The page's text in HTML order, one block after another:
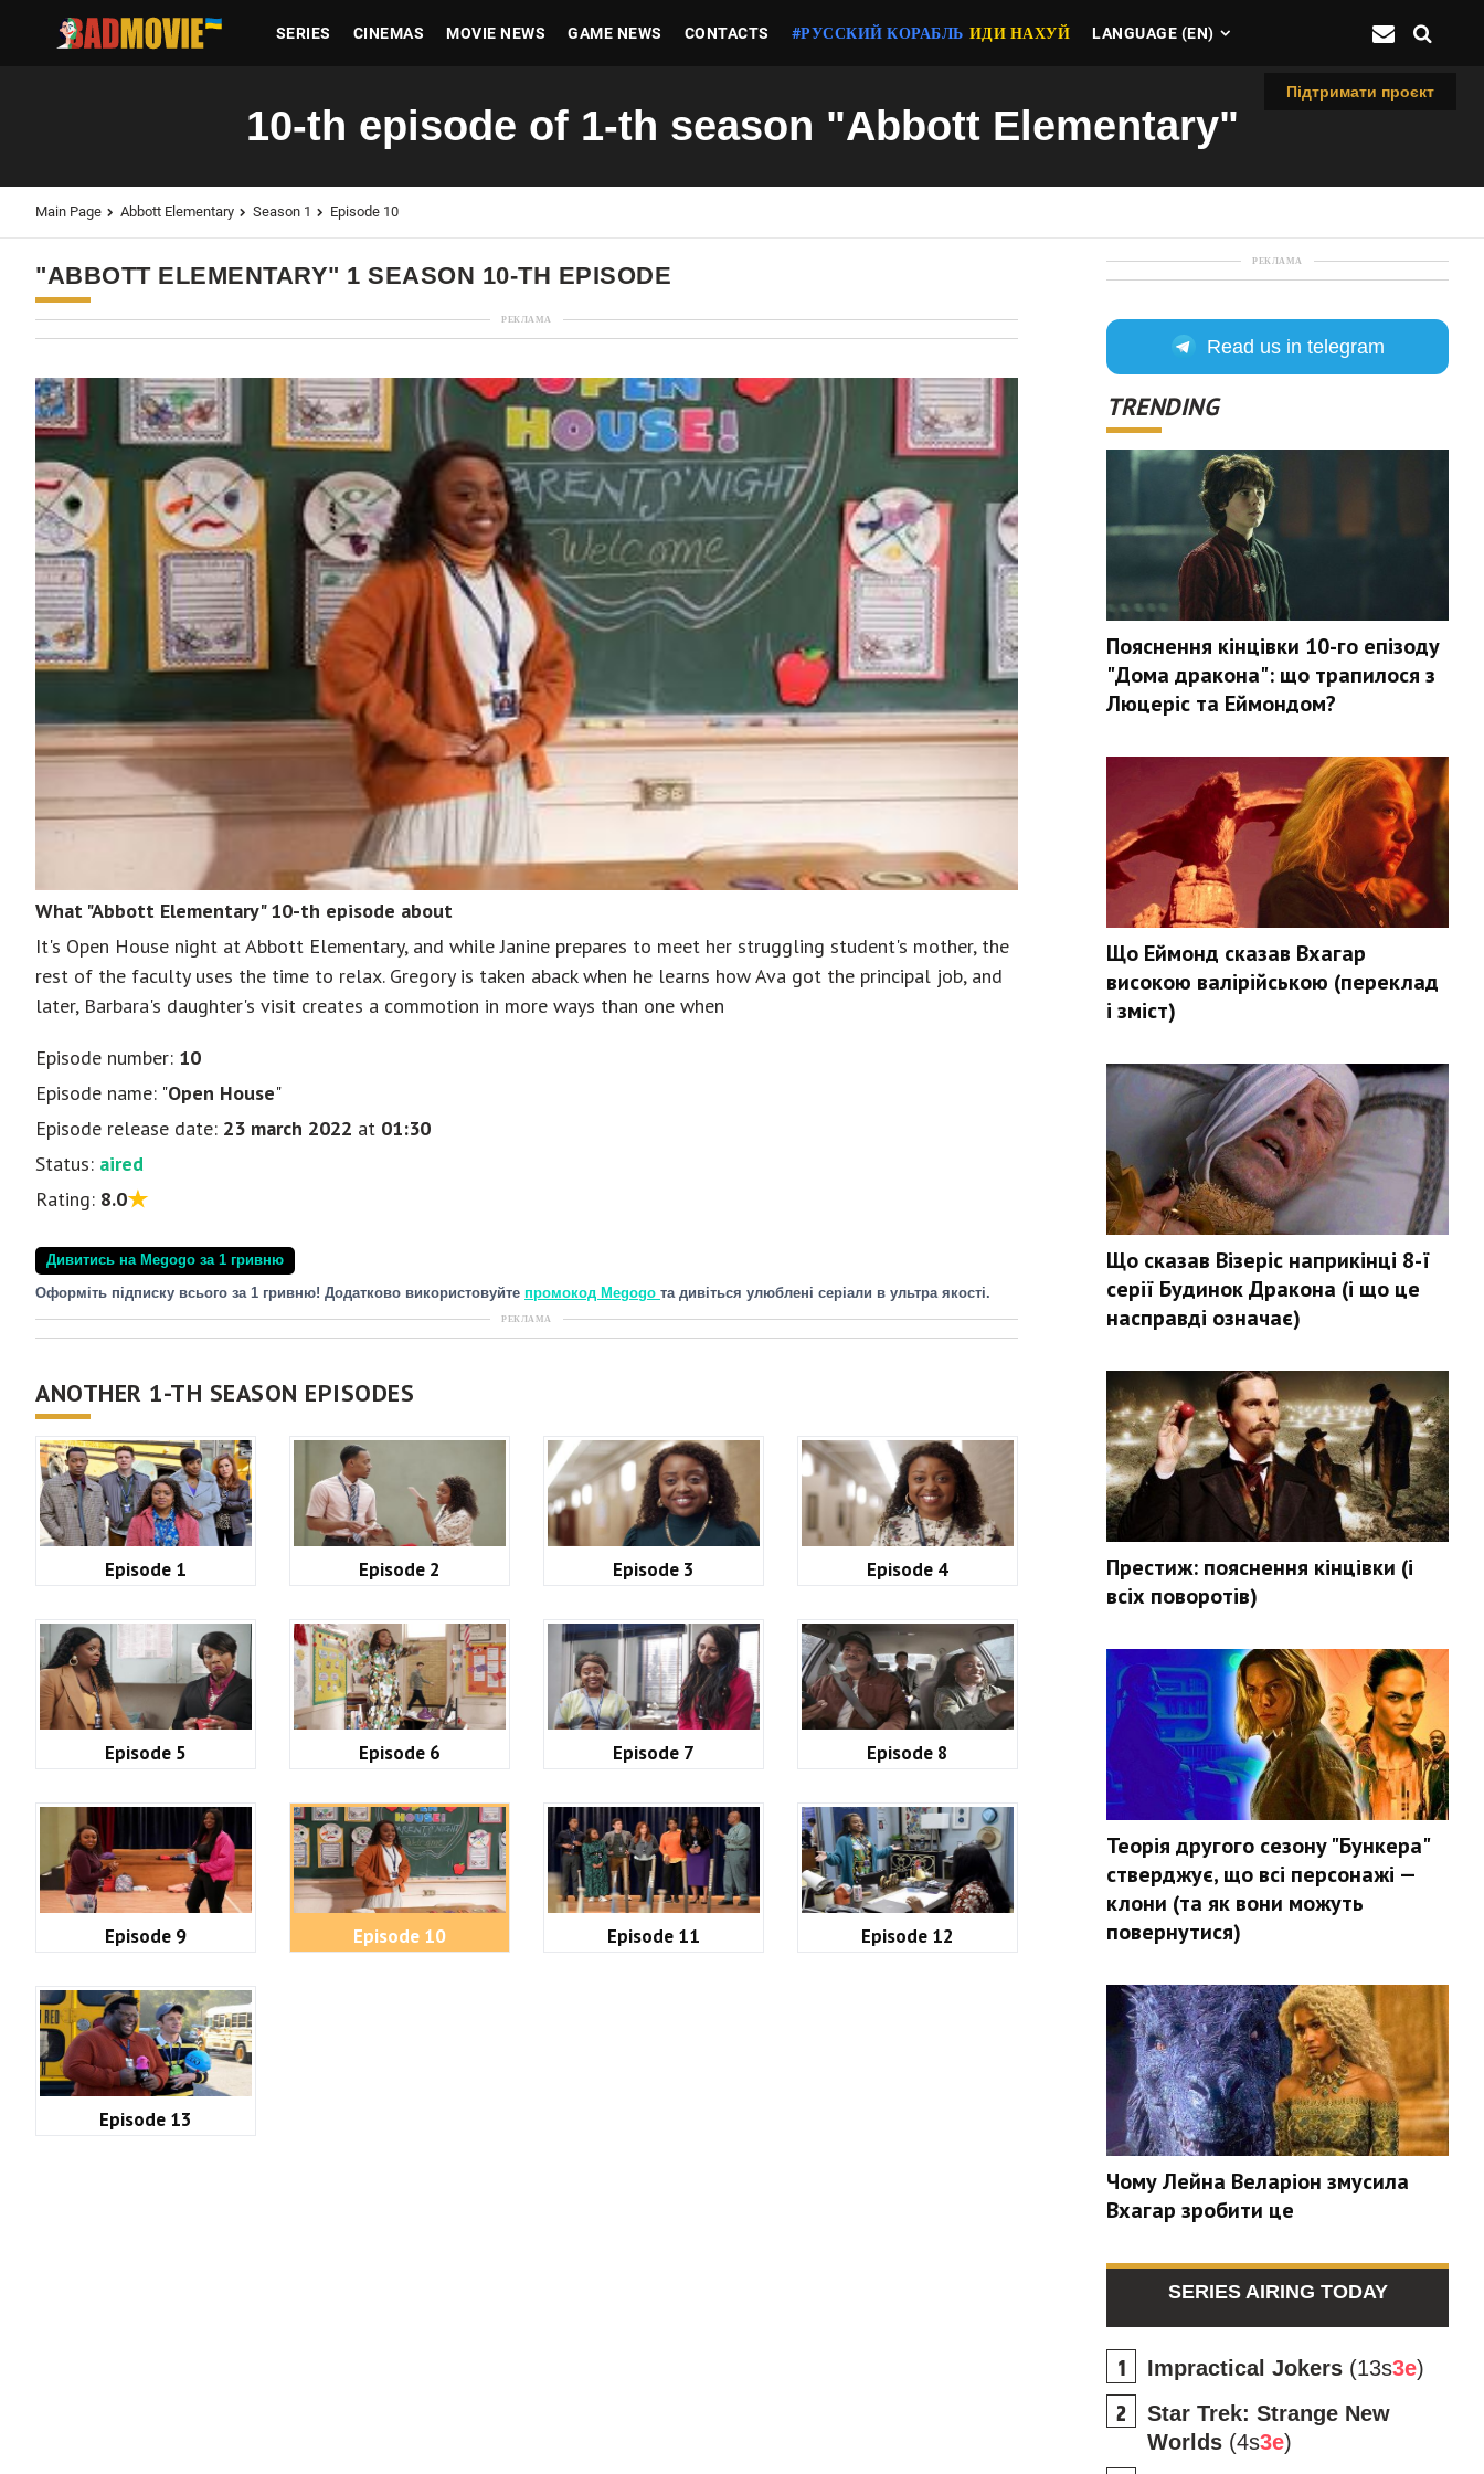
SERIES CINEMAS MOVIE NEWS GAME NEWS CONTACTS #РУССКИЙ КОРАБЛЬ ИДИ НАХУЙ LANGUAGE (EN)
Підтримати проєкт
10-th episode of 1-th season "Abbott Elementary"
Main Page Abbott Elementary Season 1 Episode 10
"ABBOTT ELEMENTARY" 1 SEASON 10-TH EPISODE
РЕКЛАМА
What "Abbott Elementary" 10-th episode about
It's Open House night at Abbott Elementary, and while Janine prepares to meet her struggling student's mother, the
rest of the faculty uses the time to relax. Gregory is taken aback when he learns how Ava got the principal job, and
later, Barbara's daughter's visit creates a commotion in more ways than one when
Episode number: 10
Episode name: "Open House"
Episode release date: 23 march 2022 at 01:30
Status: aired
Rating: 8.0
Дивитись на Megogo за 1 гривню
Оформіть підписку всього за 1 гривню! Додатково використовуйте промокод Megogo та дивіться улюблені серіали в ультра якості.
РЕКЛАМА
ANOTHER 1-TH SEASON EPISODES
Episode 1 Episode 2 Episode 3 Episode 4
Episode 5 Episode 6 Episode 7 Episode 8
Episode 9 Episode 10 Episode 11 Episode 12
Episode 13
РЕКЛАМА
Read us in telegram
TRENDING
Пояснення кінцівки 10-го епізоду
"Дома дракона": що трапилося з
Люцеріс та Еймондом?
Що Еймонд сказав Вхагар
високою валірійською (переклад
і зміст)
Що сказав Візеріс наприкінці 8-ї
серії Будинок Дракона (і що це
насправді означає)
Престиж: пояснення кінцівки (і
всіх поворотів)
Теорія другого сезону "Бункера"
стверджує, що всі персонажі —
клони (та як вони можуть
повернутися)
Чому Лейна Веларіон змусила
Вхагар зробити це
SERIES AIRING TODAY
Impractical Jokers (13s3e)
Star Trek: Strange New
Worlds (4s3e)